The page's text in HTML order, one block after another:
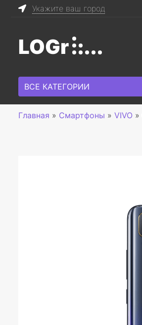
Укажите ваш город
LOGr
ВСЕ КАТЕГОРИИ
Главная » Смартфоны » VIVO »